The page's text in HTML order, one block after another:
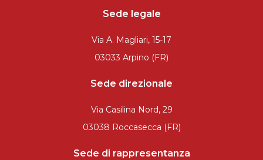
Sede legale
Via A. Magliari, 15-17
03033 Arpino (FR)
Sede direzionale
Via Casilina Nord, 29
03038 Roccasecca (FR)
Sede di rappresentanza